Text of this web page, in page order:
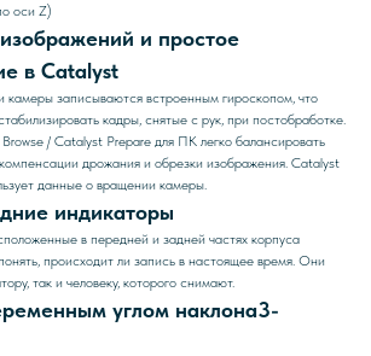
оси Z)
и простое
в Catalyst
записываются встроенным гироскопом, что
кадры, снятые с рук, при постобработке.
/ Catalyst Prepare для ПК легко балансировать
дрожания и обрезки изображения. Catalyst
данные о вращении камеры.
индикаторы
в передней и задней частях корпуса
происходит ли запись в настоящее время. Они
так и человеку, которого снимают.
углом наклона3-